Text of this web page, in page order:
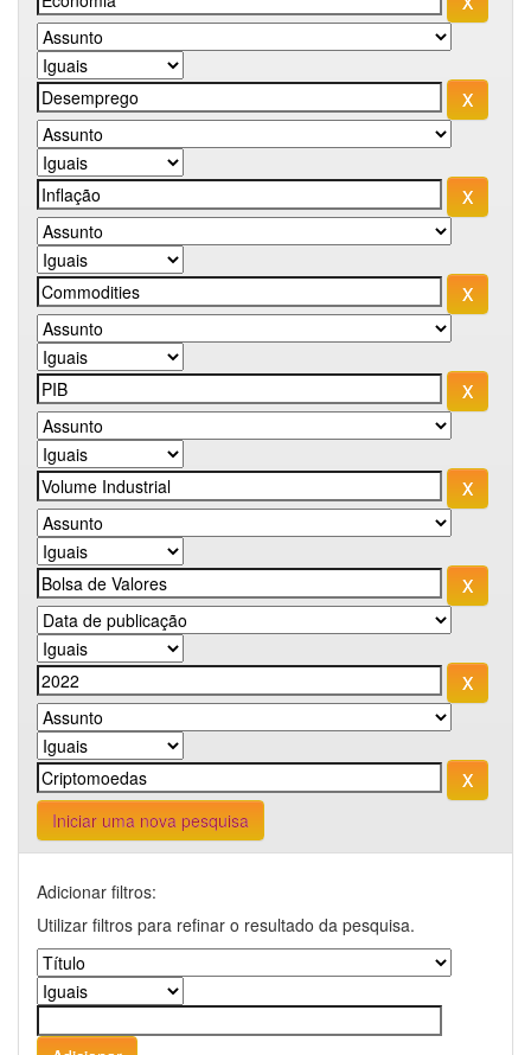
Iniciar uma nova pesquisa
Adicionar filtros:
Utilizar filtros para refinar o resultado da pesquisa.